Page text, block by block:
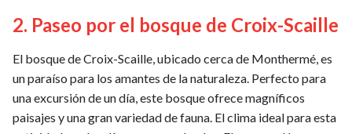
2. Paseo por el bosque de Croix-Scaille
El bosque de Croix-Scaille, ubicado cerca de Monthermé, es
un paraíso para los amantes de la naturaleza. Perfecto para
una excursión de un día, este bosque ofrece magníficos
paisajes y una gran variedad de fauna. El clima ideal para esta